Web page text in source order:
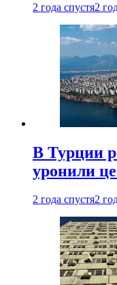
2 года спустя2
В Турции
уронили
2 года спустя2